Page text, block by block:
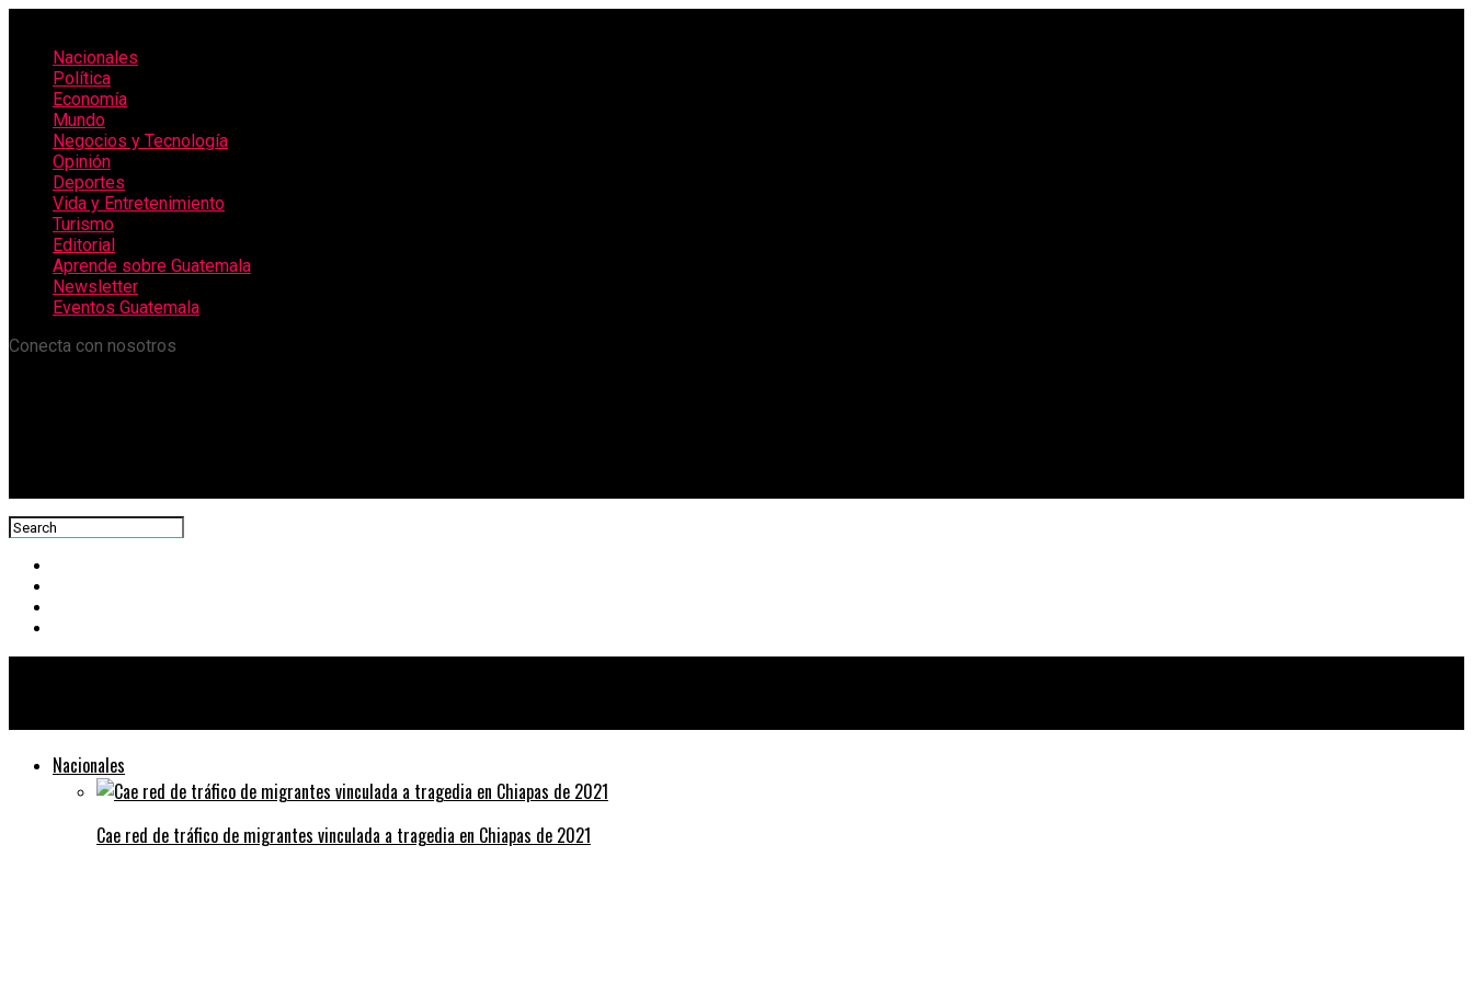
Nacionales
Política
Economía
Mundo
Negocios y Tecnología
Opinión
Deportes
Vida y Entretenimiento
Turismo
Editorial
Aprende sobre Guatemala
Newsletter
Eventos Guatemala
Conecta con nosotros
Nacionales
Cae red de tráfico de migrantes vinculada a tragedia en Chiapas de 2021